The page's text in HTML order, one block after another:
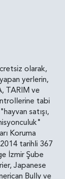
olarak,
yerlerin,
TARIM ve
tabi
satışı,
Koruma
tarihli 367
İzmir Şube
Japanese
Bully ve